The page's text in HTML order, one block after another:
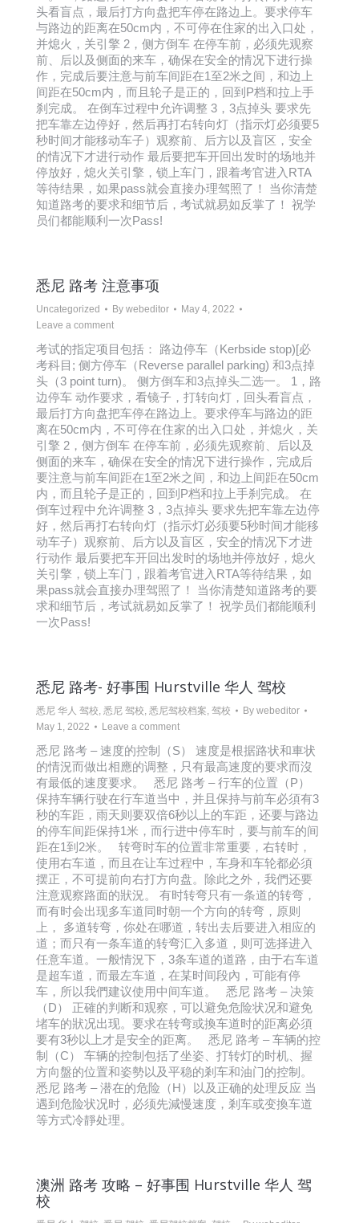
头看盲点，最后打方向盘把车停在路边上。要求停车
与路边的距离在50cm内，不可停在住家的出入口处，
并熄火，关引擎 2，侧方倒车 在停车前，必须先观察
前、后以及侧面的来车，确保在安全的情况下进行操
作，完成后要注意与前车间距在1至2米之间，和边上
间距在50cm内，而且轮子是正的，回到P档和拉上手
刹完成。 在倒车过程中允许调整 3，3点掉头 要求先
把车靠左边停好，然后再打右转向灯（指示灯必须要5
秒时间才能移动车子）观察前、后方以及盲区，安全
的情况下才进行动作 最后要把车开回出发时的场地并
停放好，熄火关引擎，锁上车门，跟着考官进入RTA
等待结果，如果pass就会直接办理驾照了！ 当你清楚
知道路考的要求和细节后，考试就易如反掌了！ 祝学
员们都能顺利一次Pass!
悉尼 路考 注意事项
Uncategorized By webeditor
May 4, 2022
Leave a comment
考试的指定项目包括： 路边停车（Kerbside stop)[必
考科目; 侧方停车（Reverse parallel parking) 和3点掉
头（3 point turn)。 侧方倒车和3点掉头二选一。 1，路
边停车 动作要求，看镜子，打转向灯，回头看盲点，
最后打方向盘把车停在路边上。要求停车与路边的距
离在50cm内，不可停在住家的出入口处，并熄火，关
引擎 2，侧方倒车 在停车前，必须先观察前、后以及
侧面的来车，确保在安全的情况下进行操作，完成后
要注意与前车间距在1至2米之间，和边上间距在50cm
内，而且轮子是正的，回到P档和拉上手刹完成。 在
倒车过程中允许调整 3，3点掉头 要求先把车靠左边停
好，然后再打右转向灯（指示灯必须要5秒时间才能移
动车子）观察前、后方以及盲区，安全的情况下才进
行动作 最后要把车开回出发时的场地并停放好，熄火
关引擎，锁上车门，跟着考官进入RTA等待结果，如
果pass就会直接办理驾照了！ 当你清楚知道路考的要
求和细节后，考试就易如反掌了！ 祝学员们都能顺利
一次Pass!
悉尼 路考- 好事围 Hurstville 华人 驾校
悉尼 华人 驾校, 悉尼 驾校, 悉尼驾校档案, 驾校 By webeditor
May 1, 2022
Leave a comment
悉尼 路考 – 速度的控制（S） 速度是根据路状和車状
的情況而做出相應的调整，只有最高速度的要求而沒
有最低的速度要求。 悉尼 路考 – 行车的位置（P）
保持车辆行驶在行车道当中，并且保持与前车必須有3
秒的车距，雨天则要双倍6秒以上的车距，还要与路边
的停车间距保持1米，而行进中停车时，要与前车的间
距在1到2米。 转弯时车的位置非常重要，右转时，
使用右车道，而且在让车过程中，车身和车轮都必須
摆正，不可提前向右打方向盘。除此之外，我們还要
注意观察路面的狀況。 有时转弯只有一条道的转弯，
而有时会出现多车道同时朝一个方向的转弯，原则
上， 多道转弯，你处在哪道，转出去后要进入相应的
道；而只有一条车道的转弯汇入多道，则可选择进入
任意车道。一般情況下，3条车道的道路，由于右车道
是超车道，而最左车道，在某时间段內，可能有停
车，所以我們建议使用中间车道。 悉尼 路考 – 决策
（D） 正確的判断和观察，可以避免危险状况和避免
堵车的狀况出现。要求在转弯或換车道时的距离必須
要有3秒以上才是安全的距离。 悉尼 路考 – 车辆的控
制（C） 车辆的控制包括了坐姿、打转灯的时机、握
方向盤的位置和姿勢以及平稳的剎车和油门的控制。
悉尼 路考 – 潜在的危险（H）以及正确的处理反应 当
遇到危险状况时，必须先減慢速度，剎车或变換车道
等方式冷靜处理。
澳洲 路考 攻略 – 好事围 Hurstville 华人 驾
校